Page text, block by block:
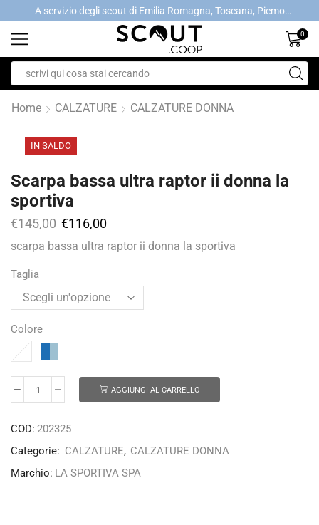
A servizio degli scout di Emilia Romagna, Toscana, Piemonte, Valle d'Aosta- Gratis la spedizione con ordini > €40
0
Home CALZATURE CALZATURE DONNA
IN SALDO
Scarpa bassa ultra raptor ii donna la
sportiva
€145,00 €116,00
scarpa bassa ultra raptor ii donna la sportiva
Taglia
Colore
AGGIUNGI AL CARRELLO
COD: 202325
Categorie: CALZATURE, CALZATURE DONNA
Marchio: LA SPORTIVA SPA